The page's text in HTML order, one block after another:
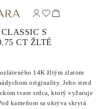
S
CT ŽLTÉ
14K žltým zlatom
originality. Jeho stred
tvare srdca, ktorý vyžaruje
kameňom sa ukrýva skrytá